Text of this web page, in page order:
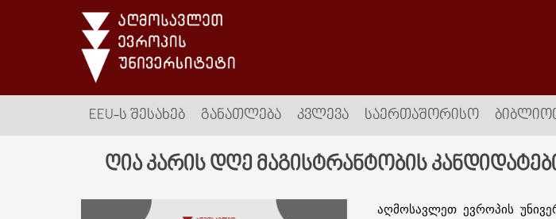
EEU-Ს ᲨᲔᲡᲐᲮᲔᲑ ᲒᲐᲜᲐᲗᲚᲔᲑᲐ ᲙᲕᲚᲔᲕᲐ ᲡᲐᲔᲠᲗᲐᲨᲝᲠᲘᲡᲝ
ღია კარის დღე მაგისტრანტობის
აღმოსავლეთ ევროპის